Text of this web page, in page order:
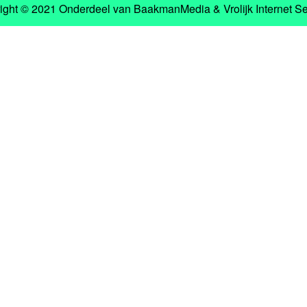
© 2021 Onderdeel van BaakmanMedia& Vrolijk Internet